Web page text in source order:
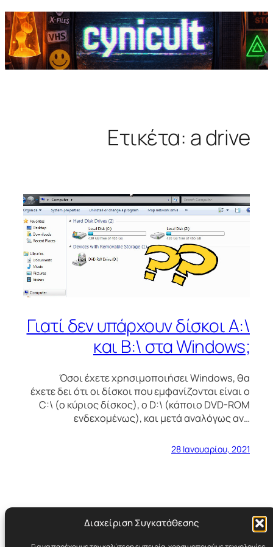
Διαχείριση Συγκατάθεσης
Ετικέτα: a drive
Γιατί δεν υπάρχουν δίσκοι A:\
και B:\ στα Windows;
Όσοι έχετε χρησιμοποιήσει Windows, θα
έχετε δει ότι οι δίσκοι που εμφανίζονται είναι ο
C:\ (ο κύριος δίσκος), ο D:\ (κάποιο DVD-ROM
ενδεχομένως), και μετά αναλόγως αν…
28 Ιανουαρίου, 2021